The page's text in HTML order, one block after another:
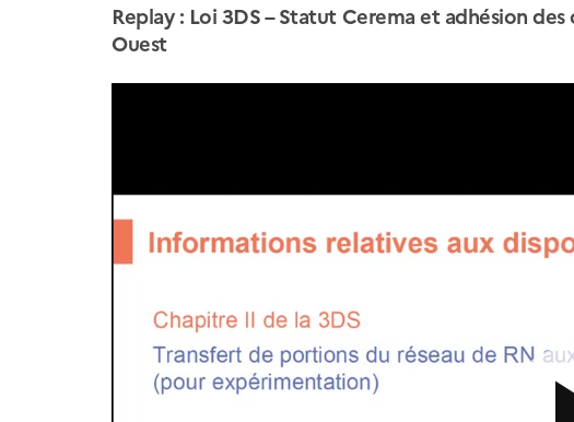
Replay : Loi 3DS – Statut Cerema et adhésion
Ouest